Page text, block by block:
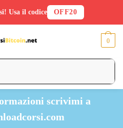
0
scrivimi a
Usa il codice OFF20